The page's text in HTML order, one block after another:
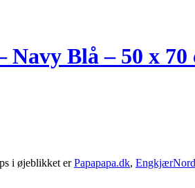
Blå – 50 x 70
i øjeblikket erPapapapa.dk,